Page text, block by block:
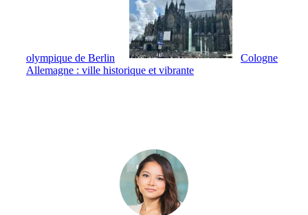
olympique de Berlin
Cologne
Allemagne : ville historique et vibrante